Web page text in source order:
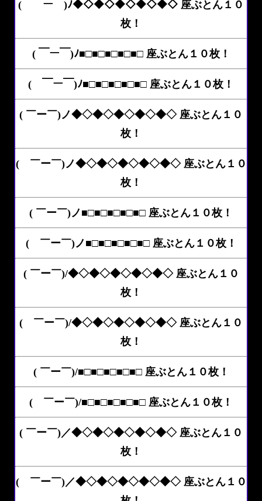
( ￣ー￣)ﾉ◆◇◆◇◆◇◆◇◆◇ 座ぶとん１０
枚！
( ￣ー￣)ﾉ■□■□■□■□■□ 座ぶとん１０枚！
( ￣ー￣)ﾉ■□■□■□■□■□ 座ぶとん１０枚！
( ￣ー￣)ノ◆◇◆◇◆◇◆◇◆◇ 座ぶとん１０
枚！
( ￣ー￣)ノ◆◇◆◇◆◇◆◇◆◇ 座ぶとん１０
枚！
( ￣ー￣)ノ■□■□■□■□■□ 座ぶとん１０枚！
( ￣ー￣)ノ■□■□■□■□■□ 座ぶとん１０枚！
( ￣ー￣)/◆◇◆◇◆◇◆◇◆◇ 座ぶとん１０
枚！
( ￣ー￣)/◆◇◆◇◆◇◆◇◆◇ 座ぶとん１０
枚！
( ￣ー￣)/■□■□■□■□■□ 座ぶとん１０枚！
( ￣ー￣)/■□■□■□■□■□ 座ぶとん１０枚！
( ￣ー￣)／◆◇◆◇◆◇◆◇◆◇ 座ぶとん１０
枚！
( ￣ー￣)／◆◇◆◇◆◇◆◇◆◇ 座ぶとん１０